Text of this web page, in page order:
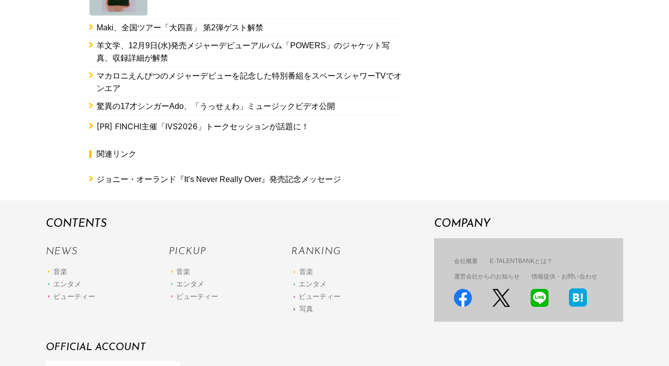
Maki、全国ツアー「大四喜」 第2弾ゲスト解禁
羊文学、12月9日(水)発売メジャーデビューアルバム「POWERS」のジャケット写
真、収録詳細が解禁
マカロニえんぴつのメジャーデビューを記念した特別番組をスペースシャワーTVでオ
ンエア
驚異の17才シンガーAdo、「うっせぇわ」ミュージックビデオ公開
[PR] FINCHI主催「IVS2026」トークセッションが話題に！
関連リンク
ジョニー・オーランド『It’s Never Really Over』発売記念メッセージ
CONTENTS
NEWS
音楽
エンタメ
ビューティー
PICKUP
音楽
エンタメ
ビューティー
RANKING
音楽
エンタメ
ビューティー
写真
COMPANY
会社概要 E-TALENTBANKとは？
運営会社からのお知らせ 情報提供・お問い合わせ
OFFICIAL ACCOUNT